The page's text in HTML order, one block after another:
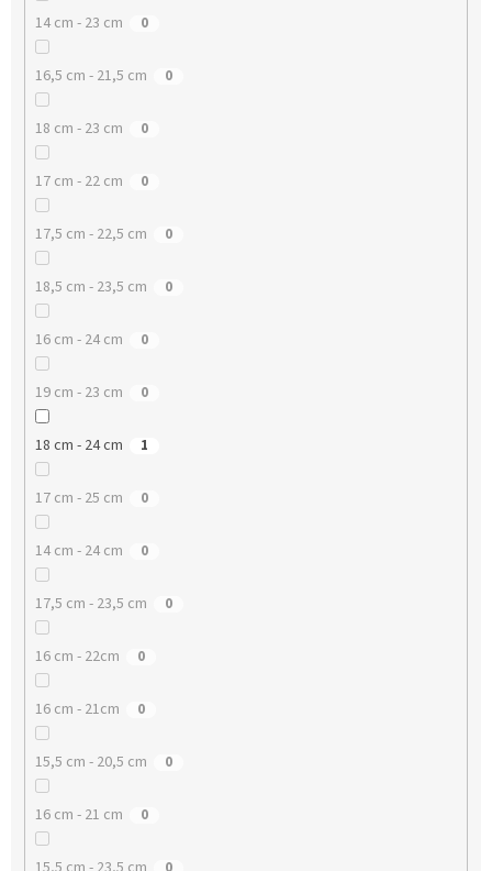
14 cm - 23 cm 0
16,5 cm - 21,5 cm 0
18 cm - 23 cm 0
17 cm - 22 cm 0
17,5 cm - 22,5 cm 0
18,5 cm - 23,5 cm 0
16 cm - 24 cm 0
19 cm - 23 cm 0
18 cm - 24 cm 1
17 cm - 25 cm 0
14 cm - 24 cm 0
17,5 cm - 23,5 cm 0
16 cm - 22cm 0
16 cm - 21cm 0
15,5 cm - 20,5 cm 0
16 cm - 21 cm 0